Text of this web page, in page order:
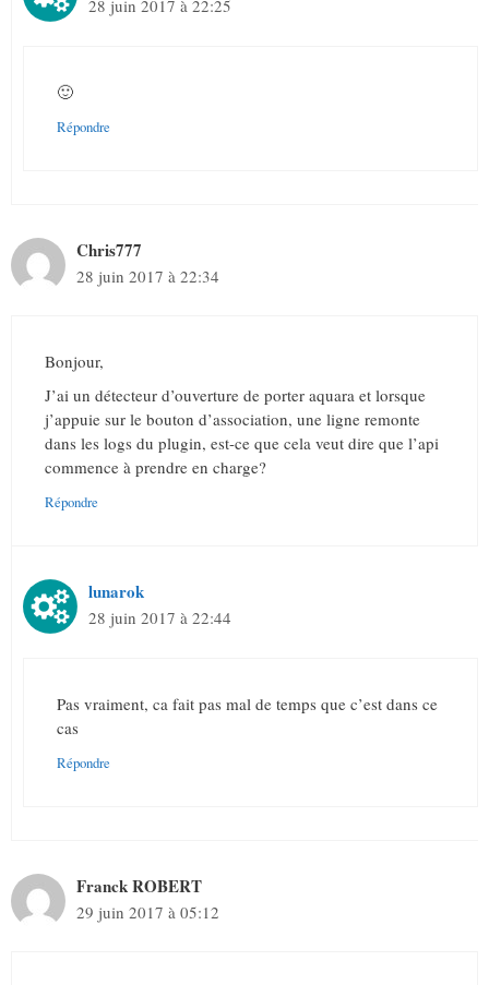
28 juin 2017 à 22:25
🙂
Répondre
Chris777
28 juin 2017 à 22:34
Bonjour,
J’ai un détecteur d’ouverture de porter aquara et lorsque
j’appuie sur le bouton d’association, une ligne remonte
dans les logs du plugin, est-ce que cela veut dire que l’api
commence à prendre en charge?
Répondre
lunarok
28 juin 2017 à 22:44
Pas vraiment, ca fait pas mal de temps que c’est dans ce
cas
Répondre
Franck ROBERT
29 juin 2017 à 05:12